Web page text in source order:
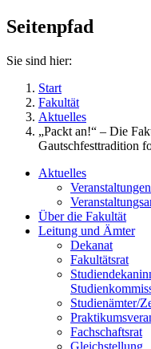
Seitenpfad
Sie sind hier:
Start
Fakultät
Aktuelles
„Packt an!“ – Die
Gautschfesttradition
Aktuelles
Über die Fakultät
Leitung und Ämter
Dekanat
Fakultätsrat
Studienämter/
Fachschaftsrat
Gleichstellung